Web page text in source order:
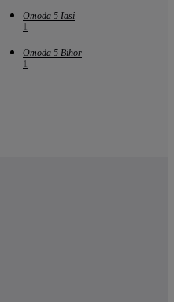
Omoda 5 Iasi
1
Omoda 5 Bihor
1